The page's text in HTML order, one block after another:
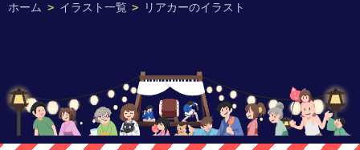
ホーム > イラスト一覧 > リアカーのイラスト